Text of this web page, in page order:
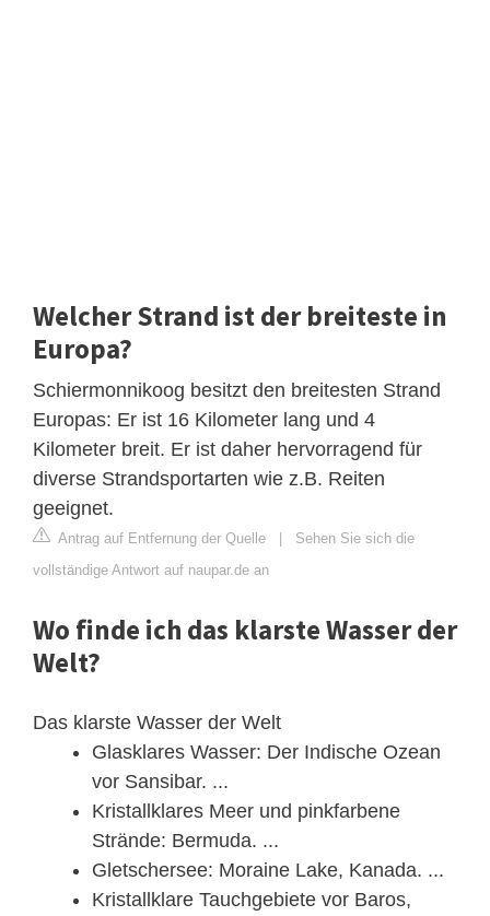
Welcher Strand ist der breiteste in
Europa?
Schiermonnikoog besitzt den breitesten Strand
Europas: Er ist 16 Kilometer lang und 4
Kilometer breit. Er ist daher hervorragend für
diverse Strandsportarten wie z.B. Reiten
geeignet.
Antrag auf Entfernung der Quelle | Sehen Sie sich die
vollständige Antwort auf naupar.de an
Wo finde ich das klarste Wasser der
Welt?
Das klarste Wasser der Welt
Glasklares Wasser: Der Indische Ozean
vor Sansibar. ...
Kristallklares Meer und pinkfarbene
Strände: Bermuda. ...
Gletschersee: Moraine Lake, Kanada. ...
Kristallklare Tauchgebiete vor Baros,